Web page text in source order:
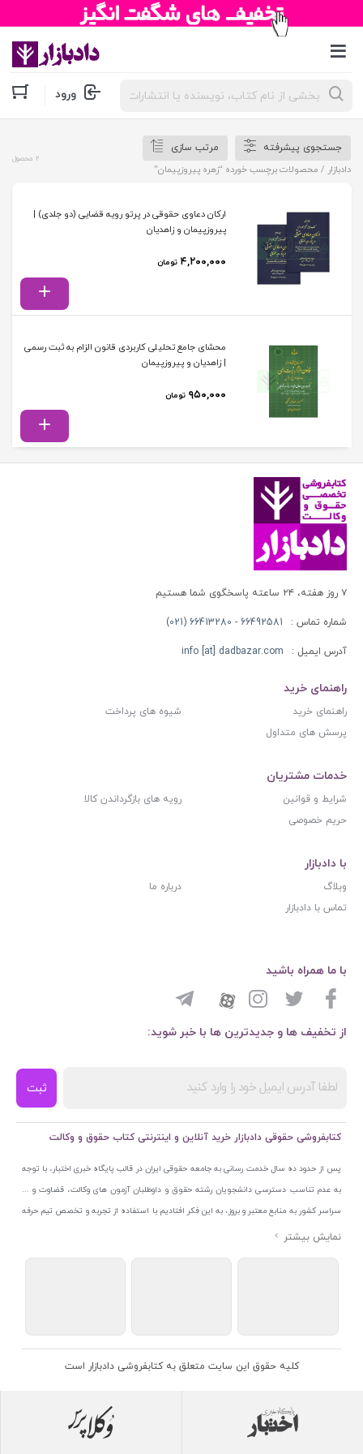
جستجوی
محصولات ورود
جستجوی پیشرفته
مرتب سازی
دادبازار / محصولات برچسب خورده “زهره پیروزپیمان”
2 محصول
ارکان دعاوی حقوقی در پرتو رویه قضایی (دو جلدی) |
پیروزپیمان و زاهدیان
۴,۲۰۰,۰۰۰ تومان
محشای جامع تحلیلی کاربردی قانون الزام به ثبت رسمی
| زاهدیان و پیروزپیمان
۹۵۰,۰۰۰ تومان
۷ روز هفته، ۲۴ ساعته پاسخگوی شما هستیم
شماره تماس : 66492581 - 66413280 (021)
آدرس ایمیل : info [at] dadbazar.com
راهنمای خرید
راهنمای خرید
شیوه های پرداخت
پرسش های متداول
خدمات مشتریان
شرایط و قوانین
رویه های بازگرداندن کالا
حریم خصوصی
با دادبازار
وبلاگ
درباره ما
تماس با دادبازار
از تخفیف ها و جدیدترین ها با خبر شوید:
ثبت
با ما همراه باشید
کتابفروشی حقوقی دادبازار خرید آنلاین و اینترنتی کتاب حقوق و وکالت
پس از حدود ده سال خدمت رسانی به جامعه حقوقی ایران در قالب پایگاه خبری اختبار، با توجه
به عدم تناسب دسترسی دانشجویان رشته حقوق و داوطلبان آزمون های وکالت، قضاوت و ...
سراسر کشور به منابع معتبر و بروز، به این فکر افتادیم با استفاده از تجربه و تخصص تیم حرفه
ای اختبار خدمتی جدید به جامعه حقوقی ایران ارائه کنیم. به این منظور با راه اندازی و تجهیز
اتحادیه ناشران و کتابفروشان تهران به منظور ارائه مطمئن ترین خدمات مجموعه بسیار کامل و
معتبری از کتاب های حقوقی را به علاقمندان عرضه کرده ایم. علاوه بر این با بهره گیری از فناوری
اندازی کردیم تا علاقمندان بتوانند با اطمینان کافی و به اتکای اعتبار این مجموعه قدیمی کتاب و
کلیه حقوق این سایت متعلق به کتابفروشی دادبازار است